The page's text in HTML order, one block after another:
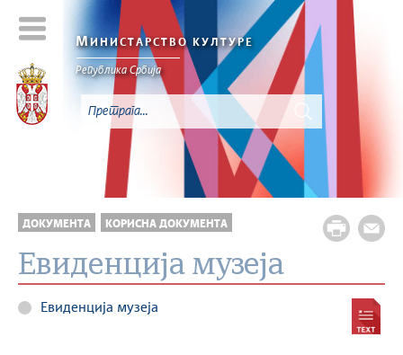
МИНИСТАРСТВО КУЛТУРЕ
Републикa Србијa
ДОКУМЕНТА КОРИСНА ДОКУМЕНТА
Евиденција музеја
Евиденција музеја